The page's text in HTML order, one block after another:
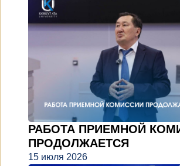
РАБОТА ПРИЕМНОЙ
ПРОДОЛЖАЕТСЯ
15 июля 2026